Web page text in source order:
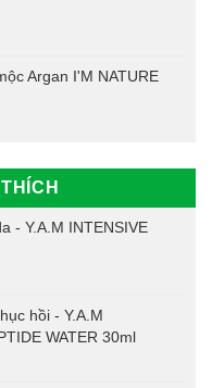
Argan I'M NATURE
- Y.A.M INTENSIVE
hồi - Y.A.M
WATER 30ml